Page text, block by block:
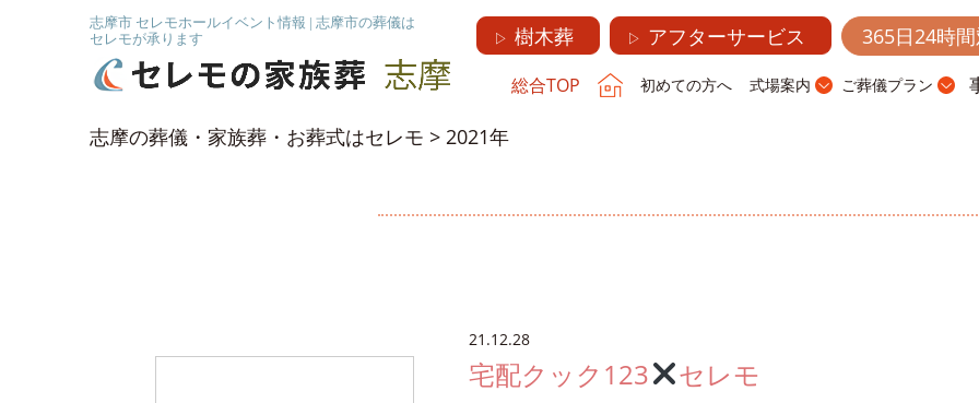
志摩市 セレモホールイベント情報 | 志摩市の葬儀は
セレモが承ります
▷ 樹木葬 ▷ アフターサービス 365日24時
総合TOP 初めての方へ 式場案内 ご葬儀プラン
志摩の葬儀・家族葬・お葬式はセレモ > 2021年
21.12.28
宅配クック123 セレモ